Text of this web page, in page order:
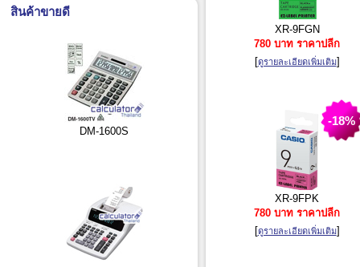
สินค้าขายดี
DM-1600S
XR-9FGN
780 บาท ราคาปลีก
[ดูรายละเอียดเพิ่มเติม]
XR-9FPK
780 บาท ราคาปลีก
[ดูรายละเอียดเพิ่มเติม]
-18%